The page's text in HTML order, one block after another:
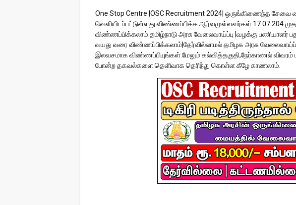
One Stop Centre |OSC Recruitment 2024| ஒருங்கிணைந்த சேவை
வெளியிடப்பட்டுள்ளது.விண்ணப்பிக்க ஆர்வமுள்ளவர்கள் 17.07.204
விண்ணப்பிக்கலாம்.தமிழ்நாடு அரசு வேலைவாய்ப்பு |வழக்கு பணியாளர்
வயது வரை விண்ணப்பிக்கலாம்|தேர்வில்லாமல் தமிழக அரசு
இலவசமாக விண்ணப்பியுங்கள்.மேலும் கல்வித்தகுதி,நேர்காணல்
போன்ற தகவல்களை தெளிவாக தெரிந்து கொள்ள கீழே காணலாம்.